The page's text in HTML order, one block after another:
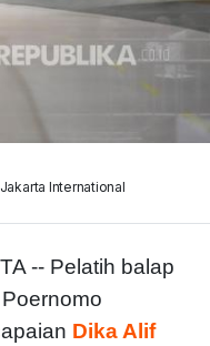
International
-- Pelatih balap
Dika Alif